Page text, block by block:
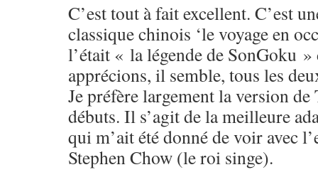
C’est tout à fait excellent. C’est
classique chinois ‘le voyage en
l’était « la légende de SonGoku »
apprécions, il semble, tous les
Je préfère largement la version de
débuts. Il s’agit de la meilleure
qui m’ait été donné de voir avec
Stephen Chow (le roi singe).